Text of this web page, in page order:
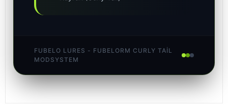
FUBELO LURES - FUBELORM CURLY TAIL
MODSYSTEM